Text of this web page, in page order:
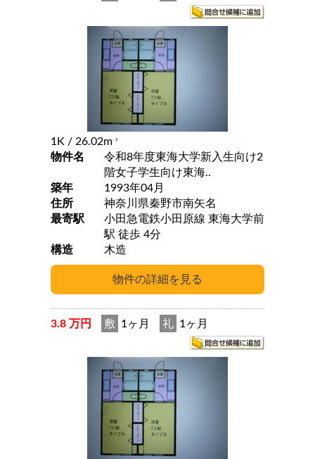
1K / 26.02m 2
物件名
令和8年度東海大学新入生向け2
階女子学生向け東海..
築年
1993年04月
住所
神奈川県秦野市南矢名
最寄駅
小田急電鉄小田原線 東海大学前
駅 徒歩 4分
構造
木造
3.8 万円 敷 1ヶ月 礼 1ヶ月